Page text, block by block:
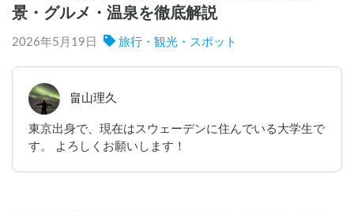
景・グルメ・温泉を徹底解説
2026年5月19日 旅行・観光・スポット
畠山理久
東京出身で、現在はスウェーデンに住んでいる大学生で
す。 よろしくお願いします！